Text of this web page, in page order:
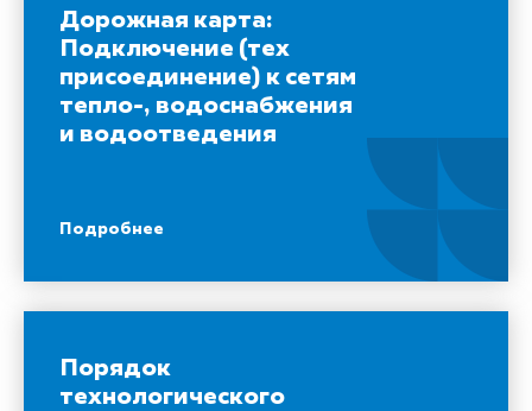
Дорожная карта:
Подключение (тех
присоединение) к сетям
тепло-, водоснабжения
и водоотведения
Подробнее
Порядок
технологического